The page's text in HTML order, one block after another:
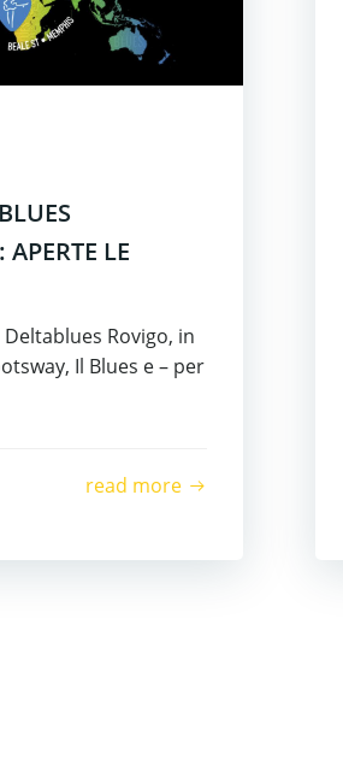
LE
Rovigo, in
Il Blues e – per
read more